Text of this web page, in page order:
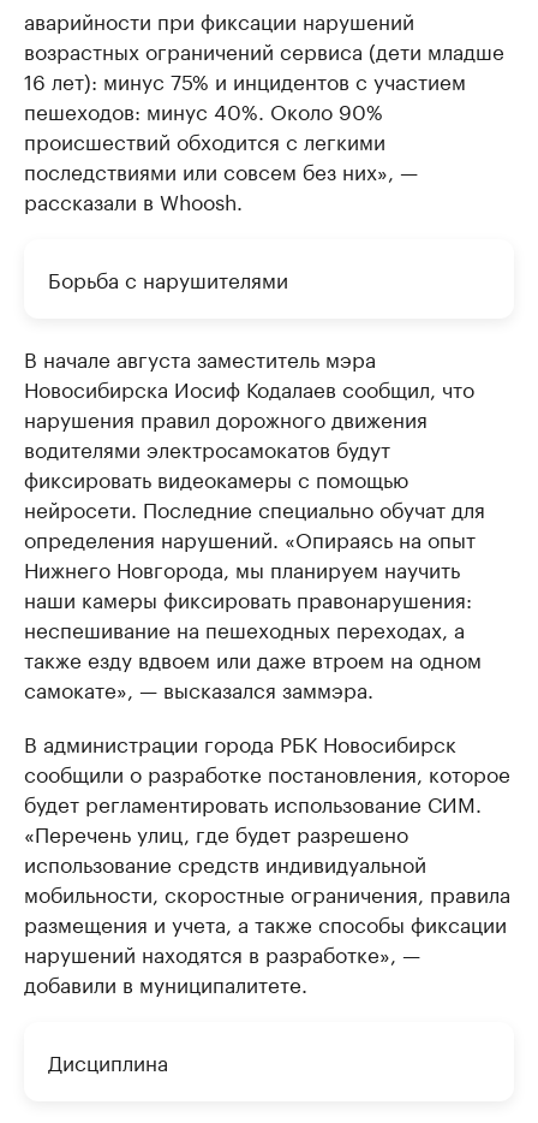
аварийности при фиксации нарушений
возрастных ограничений сервиса (дети младше
16 лет): минус 75% и инцидентов с участием
пешеходов: минус 40%. Около 90%
происшествий обходится с легкими
последствиями или совсем без них», —
рассказали в Whoosh.
Борьба с нарушителями
В начале августа заместитель мэра
Новосибирска Иосиф Кодалаев сообщил, что
нарушения правил дорожного движения
водителями электросамокатов будут
фиксировать видеокамеры с помощью
нейросети. Последние специально обучат для
определения нарушений. «Опираясь на опыт
Нижнего Новгорода, мы планируем научить
наши камеры фиксировать правонарушения:
неспешивание на пешеходных переходах, а
также езду вдвоем или даже втроем на одном
самокате», — высказался заммэра.
В администрации города РБК Новосибирск
сообщили о разработке постановления, которое
будет регламентировать использование СИМ.
«Перечень улиц, где будет разрешено
использование средств индивидуальной
мобильности, скоростные ограничения, правила
размещения и учета, а также способы фиксации
нарушений находятся в разработке», —
добавили в муниципалитете.
Дисциплина